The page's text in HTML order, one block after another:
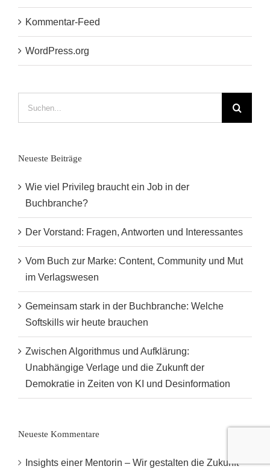
Kommentar-Feed
WordPress.org
Neueste Beiträge
Wie viel Privileg braucht ein Job in der
Buchbranche?
Der Vorstand: Fragen, Antworten und Interessantes
Vom Buch zur Marke: Content, Community und Mut
im Verlagswesen
Gemeinsam stark in der Buchbranche: Welche
Softskills wir heute brauchen
Zwischen Algorithmus und Aufklärung:
Unabhängige Verlage und die Zukunft der
Demokratie in Zeiten von KI und Desinformation
Neueste Kommentare
Insights einer Mentorin – Wir gestalten die Zukunft